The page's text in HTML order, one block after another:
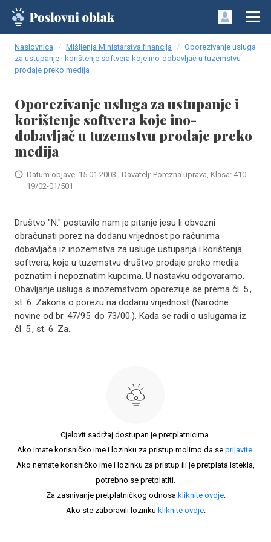
Naslovnica Mišljenja Ministarstva financija
Oporezivanje usluga
za ustupanje i korištenje softvera koje ino-dobavljač u tuzemstvu
prodaje preko medija
Oporezivanje usluga za ustupanje i
korištenje softvera koje ino-
dobavljač u tuzemstvu prodaje preko
medija
Datum objave: 15.01.2003., Davatelj: Porezna uprava, Klasa: 410-
19/02-01/501
Društvo "N." postavilo nam je pitanje jesu li obvezni
obračunati porez na dodanu vrijednost po računima
dobavljača iz inozemstva za usluge ustupanja i korištenja
softvera, koje u tuzemstvu društvo prodaje preko medija
poznatim i nepoznatim kupcima. U nastavku odgovaramo.
Obavljanje usluga s inozemstvom oporezuje se prema čl. 5.,
st. 6. Zakona o porezu na dodanu vrijednost (Narodne
novine od br. 47/95. do 73/00.). Kada se radi o uslugama iz
čl. 5., st. 6. Za..
Cjelovit sadržaj dostupan je pretplatnicima.
Ako imate korisničko ime i lozinku za pristup molimo da se prijavite.
Ako nemate korisničko ime i lozinku za pristup ili je pretplata istekla,
potrebno se pretplatiti.
Za zasnivanje pretplatničkog odnosa kliknite ovdje.
Ako ste zaboravili lozinku kliknite ovdje.